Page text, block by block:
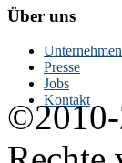
Über uns
Unternehmen
Presse
Jobs
Kontakt
©2010-